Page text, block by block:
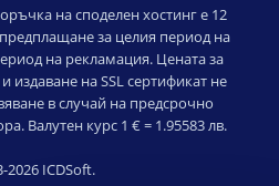
на споделен хостинг е 12
за целия период на
на рекламация. Цената за
издаване на SSL сертификат не
в случай на предсрочно
Валутен курс 1 € = 1.95583 лв.
2026 ICDSoft.